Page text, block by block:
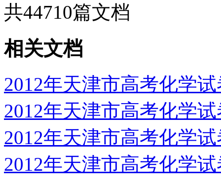
共44710篇文档
相关文档
2012年天津市高考化学
2012年天津市高考化学
2012年天津市高考化学
2012年天津市高考化学